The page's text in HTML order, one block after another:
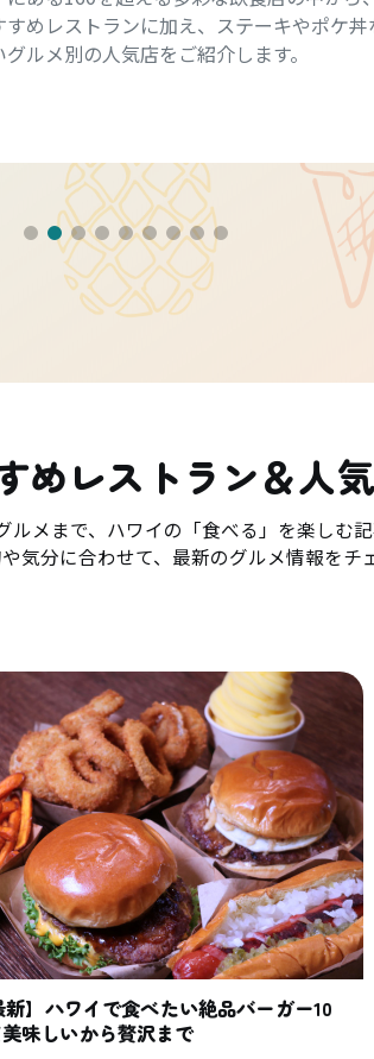
めレストランに加え、ステーキやポケ丼
ルメ別の人気店をご紹介します。
めレストラン＆人
ルメまで、ハワイの「食べる」を楽しむ
気分に合わせて、最新のグルメ情報をチ
新】ハワイで食べたい絶品バーガー10
味しいから贅沢まで